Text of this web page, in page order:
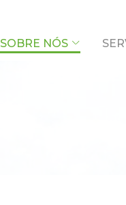
SOBRE NÓS